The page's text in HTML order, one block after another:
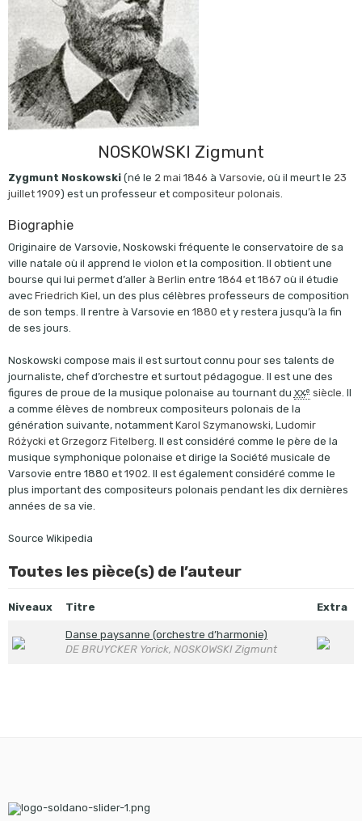
NOSKOWSKI Zigmunt
Zygmunt Noskowski(né le 2 mai 1846 à Varsovie, où il meurt le 23
juillet 1909) est un professeur et compositeur polonais.
Biographie
Originaire de Varsovie, Noskowski fréquente le conservatoire de sa
ville natale où il apprend le violon et la composition. Il obtient une
bourse qui lui permet d’aller à Berlin entre 1864et 1867où il étudie
avec Friedrich Kiel, un des plus célèbres professeurs de composition
de son temps. Il rentre à Varsovie en 1880 et y restera jusqu’à la fin
de ses jours.
Noskowski compose mais il est surtout connu pour ses talents de
journaliste, chef d’orchestre et surtout pédagogue. Il est une des
figures de proue de la musique polonaise au tournant du XXe siècle . Il
a comme élèves de nombreux compositeurs polonais de la
génération suivante, notamment Karol Szymanowski, Ludomir
Różycki et Grzegorz Fitelberg . Il est considéré comme le père de la
musique symphonique polonaise et dirige la Société musicale de
Varsovie entre 1880 et 1902 . Il est également considéré comme le
plus important des compositeurs polonais pendant les dix dernières
années de sa vie.
Source Wikipedia
Toutes les pièce(s) de l’auteur
Niveaux Titre Extra
Danse paysanne (orchestre d’harmonie)
DE BRUYCKER Yorick, NOSKOWSKI Zigmunt